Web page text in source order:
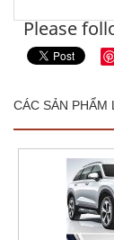
Please
CÁC SẢN PHẨM